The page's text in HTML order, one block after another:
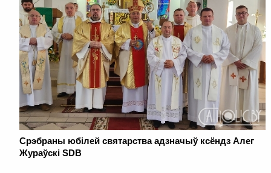
Срэбраны юбілей святарства адзначыў ксёндз Алег
Жураўскі SDB